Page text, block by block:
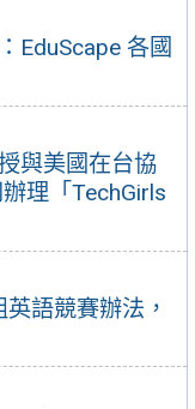
EduScape 各國
與美國在台協
理「TechGirls
語競賽辦法，